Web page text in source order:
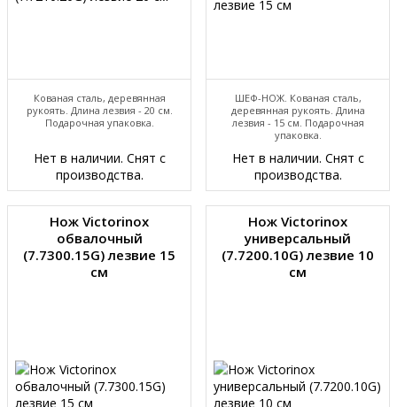
Кованая сталь, деревянная
рукоять. Длина лезвия - 20 см.
Подарочная упаковка.
Нет в наличии. Снят с
производства.
ШЕФ-НОЖ. Кованая сталь,
деревянная рукоять. Длина
лезвия - 15 см. Подарочная
упаковка.
Нет в наличии. Снят с
производства.
Нож Victorinox
обвалочный
(7.7300.15G) лезвие 15
см
Нож Victorinox
универсальный
(7.7200.10G) лезвие 10
см